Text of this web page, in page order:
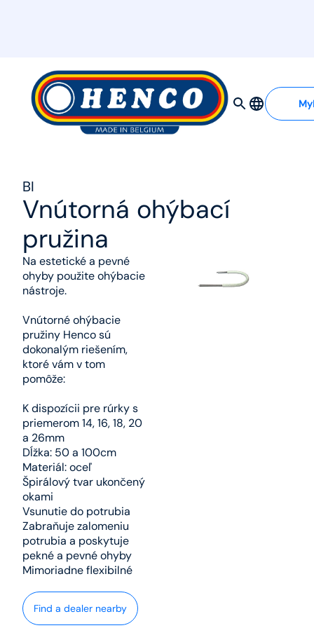
BI
Vnútorná ohýbací
pružina
Na estetické a pevné
ohyby použite ohýbacie
nástroje.
Vnútorné ohýbacie
pružiny Henco sú
dokonalým riešením,
ktoré vám v tom
pomôže:
K dispozícii pre rúrky s
priemerom 14, 16, 18, 20
a 26mm
Dĺžka: 50 a 100cm
Materiál: oceľ
Špirálový tvar ukončený
okami
Vsunutie do potrubia
Zabraňuje zalomeniu
potrubia a poskytuje
pekné a pevné ohyby
Mimoriadne flexibilné
Find a dealer nearby